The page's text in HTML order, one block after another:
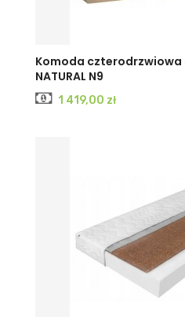
Komoda czterodrzwiowa
NATURAL N9
Cena
1 419,00 zł